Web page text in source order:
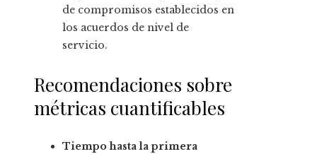
de compromisos establecidos en
los acuerdos de nivel de
servicio.
Recomendaciones sobre
métricas cuantificables
Tiempo hasta la primera